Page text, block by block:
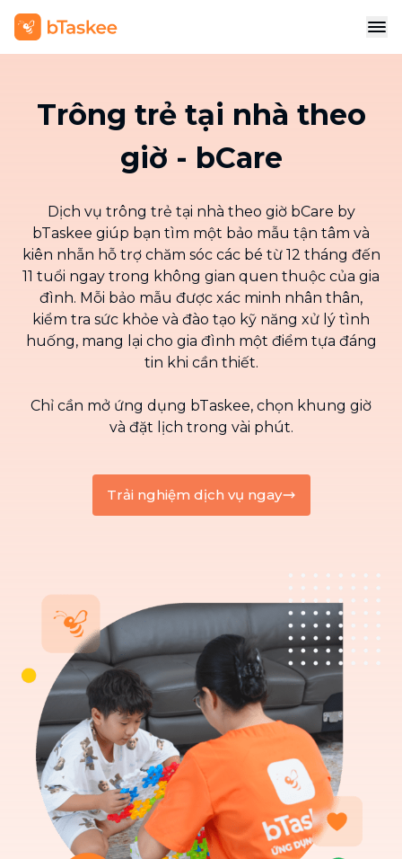
Trông trẻ tại nhà theo
giờ - bCare
Dịch vụ trông trẻ tại nhà theo giờ bCare by
bTaskee giúp bạn tìm một bảo mẫu tận tâm và
kiên nhẫn hỗ trợ chăm sóc các bé từ 12 tháng đến
11 tuổi ngay trong không gian quen thuộc của gia
đình. Mỗi bảo mẫu được xác minh nhân thân,
kiểm tra sức khỏe và đào tạo kỹ năng xử lý tình
huống, mang lại cho gia đình một điểm tựa đáng
tin khi cần thiết.
Chỉ cần mở ứng dụng bTaskee, chọn khung giờ
và đặt lịch trong vài phút.
Trải nghiệm dịch vụ ngay